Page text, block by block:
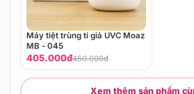
Máy tiệt trùng ti giả UVC Moaz
MB - 045
405.000đ450.000đ
Xem thêm sản phẩm